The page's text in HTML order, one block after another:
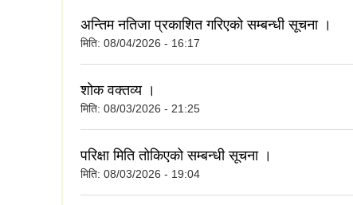
अन्तिम नतिजा प्रकाशित गरिएको सम्बन्धी सूचना ।
मिति: 08/04/2026 - 16:17
शोक वक्तव्य ।
मिति: 08/03/2026 - 21:25
परिक्षा मिति तोकिएको सम्बन्धी सूचना ।
मिति: 08/03/2026 - 19:04